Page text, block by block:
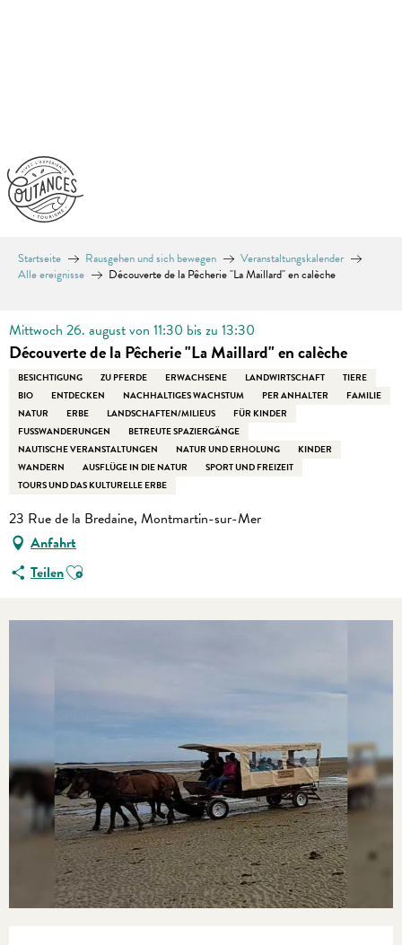
Startseite Rausgehen und sich bewegen
Veranstaltungskalender
Alle ereignisse
Découverte de la Pêcherie "La Maillard" en calèche
Mittwoch 26. august von 11:30 bis zu 13:30
Découverte de la Pêcherie "La Maillard" en calèche
BESICHTIGUNG ZU PFERDE ERWACHSENE LANDWIRTSCHAFT
TIERE
BIO
ENTDECKEN NACHHALTIGES WACHSTUM PER ANHALTER
FAMILIE
NATUR
ERBE LANDSCHAFTEN/MILIEUS
FÜR KINDER
FUSSWANDERUNGEN
BETREUTE SPAZIERGÄNGE
NAUTISCHE VERANSTALTUNGEN
NATUR UND ERHOLUNG
KINDER
WANDERN
AUSFLÜGE IN DIE NATUR
SPORT UND FREIZEIT
TOURS UND DAS KULTURELLE ERBE
23 Rue de la Bredaine, Montmartin-sur-Mer
Anfahrt
TeilenAjouter aux favoris